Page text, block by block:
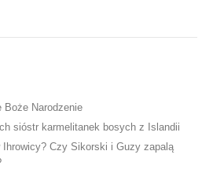
Boże Narodzenie
sióstr karmelitanek bosych z Islandii
Ihrowicy? Czy Sikorski i Guzy zapalą